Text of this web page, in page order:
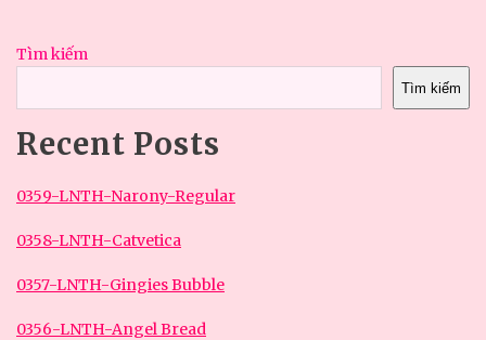
Tìm kiếm
Tìm kiếm
Recent Posts
0359-LNTH-Narony-Regular
0358-LNTH-Catvetica
0357-LNTH-Gingies Bubble
0356-LNTH-Angel Bread